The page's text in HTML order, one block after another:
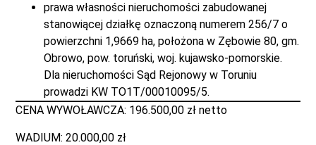
prawa własności nieruchomości zabudowanej
stanowiącej działkę oznaczoną numerem 256/7 o
powierzchni 1,9669 ha, położona w Zębowie 80, gm.
Obrowo, pow. toruński, woj. kujawsko-pomorskie.
Dla nieruchomości Sąd Rejonowy w Toruniu
prowadzi KW TO1T/00010095/5.
CENA WYWOŁAWCZA: 196.500,00 zł netto
WADIUM: 20.000,00 zł